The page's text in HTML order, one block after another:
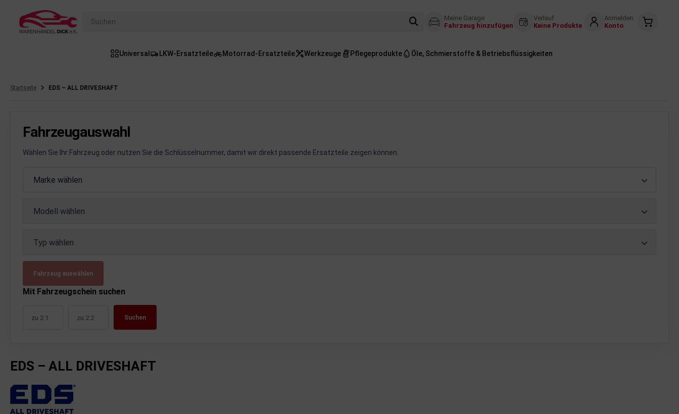
Suchen
Meine Garage
Fahrzeug hinzufügen
Verlauf
Keine Produkte
Anmelden
Konto
Universal LKW-Ersatzteile Motorrad-Ersatzteile Werkzeuge Pflegeprodukte Öle, Schmierstoffe & Betriebsflüssigkeiten
Startseite EDS – ALL DRIVESHAFT
Fahrzeugauswahl
Wählen Sie Ihr Fahrzeug oder nutzen Sie die Schlüsselnummer, damit wir direkt passende Ersatzteile zeigen können.
Marke wählen
Modell wählen
Typ wählen
Fahrzeug auswählen
Mit Fahrzeugschein suchen
Suchen
EDS – ALL DRIVESHAFT
Anbauteile
Produkte
Aufbauten
Kommunikationssysteme